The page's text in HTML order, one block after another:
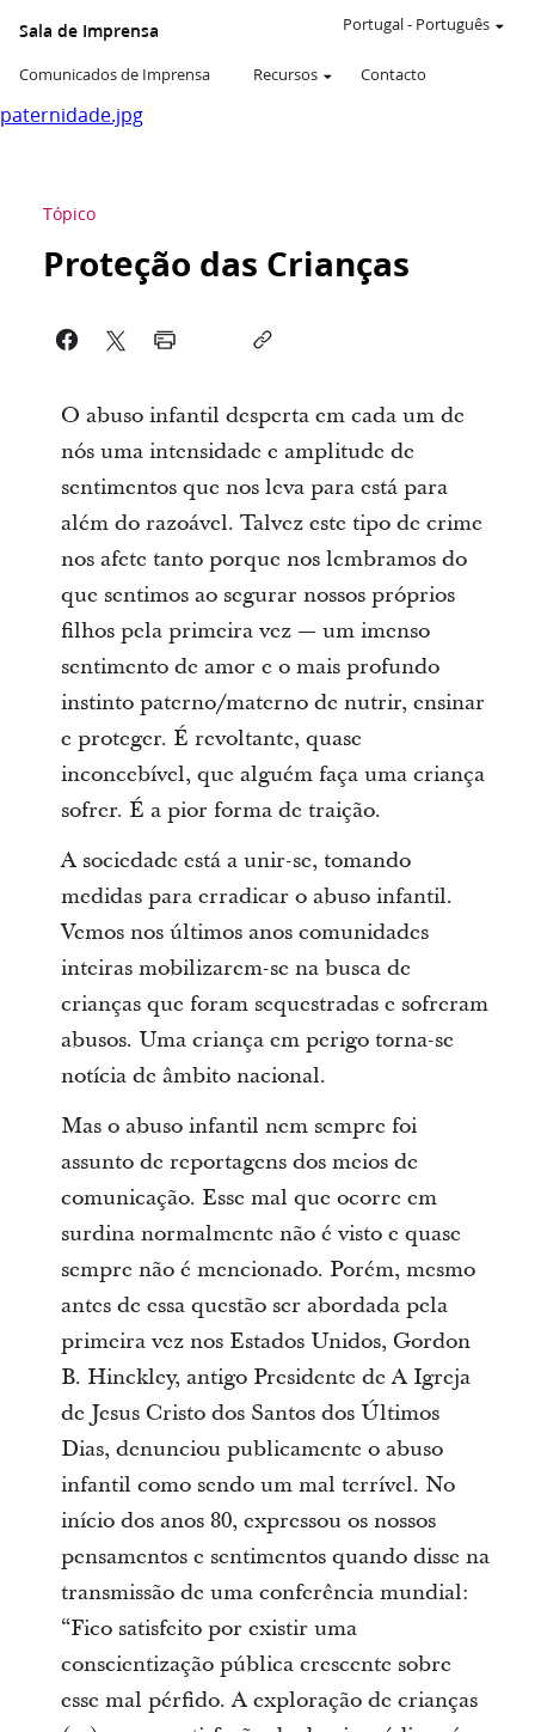
Sala de Imprensa
Comunicados de Imprensa Recursos Contacto
Portugal- Português
paternidade.jpg
Tópico
Proteção das Crianças
O abuso infantil desperta em cada um de
nós uma intensidade e amplitude de
sentimentos que nos leva para está para
além do razoável. Talvez este tipo de crime
nos afete tanto porque nos lembramos do
que sentimos ao segurar nossos próprios
filhos pela primeira vez — um imenso
sentimento de amor e o mais profundo
instinto paterno/materno de nutrir, ensinar
e proteger. É revoltante, quase
inconcebível, que alguém faça uma criança
sofrer. É a pior forma de traição.
A sociedade está a unir-se, tomando
medidas para erradicar o abuso infantil.
Vemos nos últimos anos comunidades
inteiras mobilizarem-se na busca de
crianças que foram sequestradas e sofreram
abusos. Uma criança em perigo torna-se
notícia de âmbito nacional.
Mas o abuso infantil nem sempre foi
assunto de reportagens dos meios de
comunicação. Esse mal que ocorre em
surdina normalmente não é visto e quase
sempre não é mencionado. Porém, mesmo
antes de essa questão ser abordada pela
primeira vez nos Estados Unidos, Gordon
B. Hinckley, antigo Presidente de A Igreja
de Jesus Cristo dos Santos dos Últimos
Dias, denunciou publicamente o abuso
infantil como sendo um mal terrível. No
início dos anos 80, expressou os nossos
pensamentos e sentimentos quando disse na
transmissão de uma conferência mundial:
“Fico satisfeito por existir uma
conscientização pública crescente sobre
esse mal pérfido. A exploração de crianças